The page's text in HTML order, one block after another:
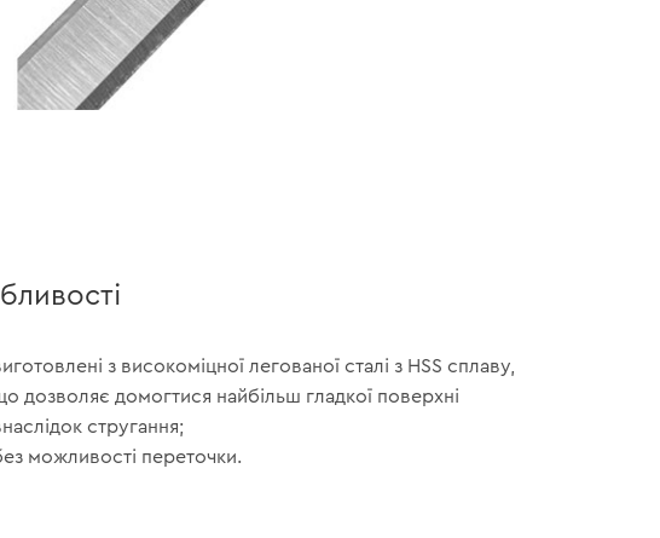
з високоміцної легованої сталі з HSS сплаву,
дозволяє домогтися найбільш гладкої поверхні
стругання;
можливості переточки.